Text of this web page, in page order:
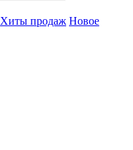
Хиты продаж Новое